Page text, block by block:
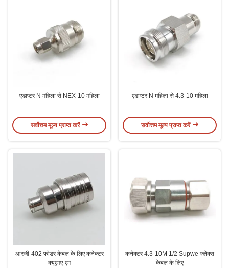
एडाप्टर N महिला से NEX-10 महिला
सर्वोत्तम मूल्य प्राप्त करें
एडाप्टर N महिला से 4.3-10 महिला
सर्वोत्तम मूल्य प्राप्त करें
आरजी-402 फीडर केबल के लिए कनेक्टर
क्यूएमए-एम
कनेक्टर 4.3-10M 1/2 Supwe फ्लेक्स
केबल के लिए